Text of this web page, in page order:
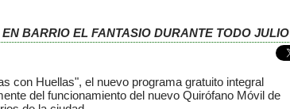
BARRIO EL FANTASIO DURANTE TODO JULIO
con Huellas", el nuevo programa gratuito integral
del funcionamiento del nuevo Quirófano Móvil de